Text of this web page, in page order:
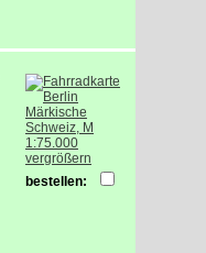
vergrößern
bestellen: